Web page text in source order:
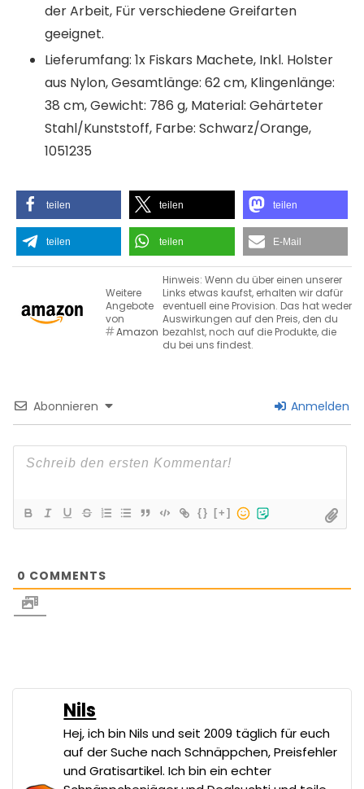
der Arbeit, Für verschiedene Greifarten
geeignet.
Lieferumfang: 1x Fiskars Machete, Inkl. Holster
aus Nylon, Gesamtlänge: 62 cm, Klingenlänge:
38 cm, Gewicht: 786 g, Material: Gehärteter
Stahl/Kunststoff, Farbe: Schwarz/Orange,
1051235
teilen teilen teilen
teilen teilen E-Mail
Weitere
Angebote
von
Amazon
Hinweis: Wenn du über einen unserer
Links etwas kaufst, erhalten wir dafür
eventuell eine Provision. Das hat weder
Auswirkungen auf den Preis, den du
bezahlst, noch auf die Produkte, die
du bei uns findest.
Abonnieren Anmelden
{} [+]
0 COMMENTS
Nils
Hej, ich bin Nils und seit 2009 täglich für euch
auf der Suche nach Schnäppchen, Preisfehler
und Gratisartikel. Ich bin ein echter